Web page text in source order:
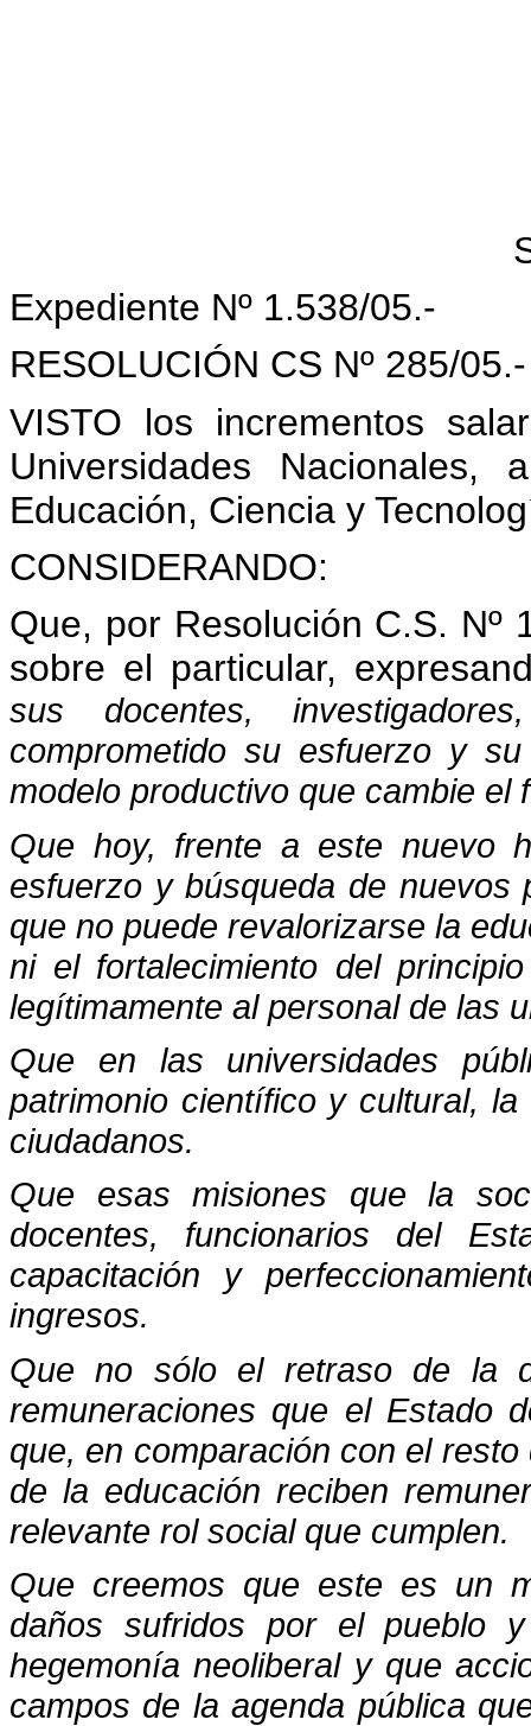
Expediente Nº 1.538/05.-
RESOLUCIÓN CS Nº 285/05.-
VISTO los incrementos
Universidades
Educación, Ciencia y
CONSIDERANDO:
Que, por Resolución C.S. Nº
sobre el particular,
sus docentes,
comprometido su esfuerzo y
modelo productivo que cambie el
Que hoy, frente a este nuevo
esfuerzo y búsqueda de nuevos
que no puede revalorizarse la
ni el fortalecimiento del
legítimamente al personal de las
Que en las universidades
patrimonio científico y cultural,
ciudadanos.
Que esas misiones que la
docentes, funcionarios del
capacitación y
ingresos.
Que no sólo el retraso de la
remuneraciones que el Estado
que, en comparación con el
de la educación reciben
relevante rol social que cumplen.
Que creemos que este es un
daños sufridos por el pueblo
hegemonía neoliberal y que
campos de la agenda pública